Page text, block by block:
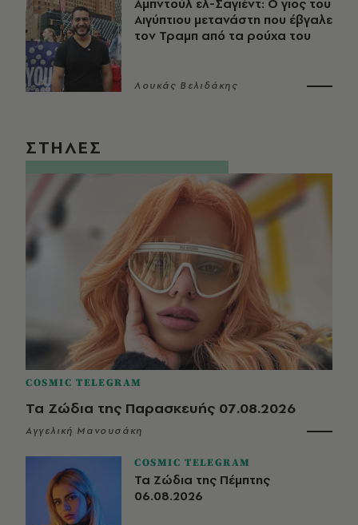
Αμπντούλ ελ-Σαγιέντ: Ο γιος του
Αιγύπτιου μετανάστη που έβγαλε
τον Τραμπ από τα ρούχα του
Λουκάς Βελιδάκης
ΣΤΗΛΕΣ
COSMIC TELEGRAM
Τα Ζώδια της Παρασκευής 07.08.2026
Αγγελική Μανουσάκη
COSMIC TELEGRAM
Τα Ζώδια της Πέμπτης
06.08.2026